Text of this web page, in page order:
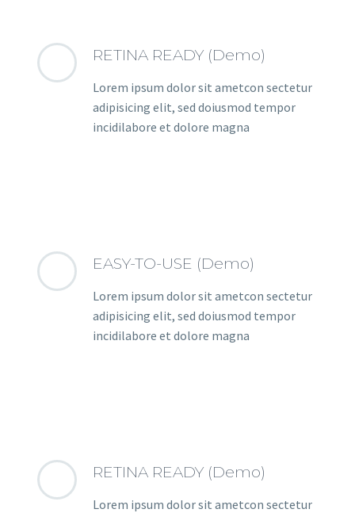
RETINA READY (Demo)
Lorem ipsum dolor sit ametcon sectetur
adipisicing elit, sed doiusmod tempor
incidilabore et dolore magna
EASY-TO-USE (Demo)
Lorem ipsum dolor sit ametcon sectetur
adipisicing elit, sed doiusmod tempor
incidilabore et dolore magna
RETINA READY (Demo)
Lorem ipsum dolor sit ametcon sectetur